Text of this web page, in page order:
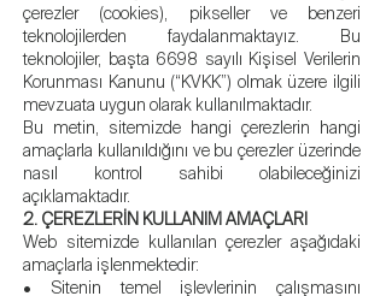
çerezler (cookies), pikseller ve benzeri
teknolojilerden faydalanmaktayız. Bu
teknolojiler, başta 6698 sayılı Kişisel Verilerin
Korunması Kanunu (“KVKK”) olmak üzere ilgili
mevzuata uygun olarak kullanılmaktadır.
Bu metin, sitemizde hangi çerezlerin hangi
amaçlarla kullanıldığını ve bu çerezler üzerinde
nasıl kontrol sahibi olabileceğinizi
açıklamaktadır.
2. ÇEREZLERİN KULLANIM AMAÇLARI
Web sitemizde kullanılan çerezler aşağıdaki
amaçlarla işlenmektedir:
• Sitenin temel işlevlerinin çalışmasını